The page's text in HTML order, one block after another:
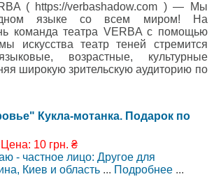
( https://verbashadow.com ) — Мы
языке со всем миром! На
команда театра VERBA с помощью
искусства театр теней стремится
возрастные, культурные
широкую зрительскую аудиторию по
Кукла-мотанка. Подарок по
Цена: 10 грн. ₴
- частное лицо: Другое для
Киев и область ... Подробнее ...